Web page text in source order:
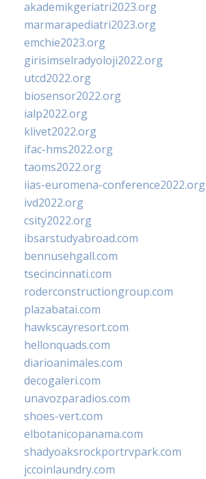
akademikgeriatri2023.org
marmarapediatri2023.org
emchie2023.org
girisimselradyoloji2022.org
utcd2022.org
biosensor2022.org
ialp2022.org
klivet2022.org
ifac-hms2022.org
taoms2022.org
iias-euromena-conference2022.org
ivd2022.org
csity2022.org
ibsarstudyabroad.com
bennusehgall.com
tsecincinnati.com
roderconstructiongroup.com
plazabatai.com
hawkscayresort.com
hellonquads.com
diarioanimales.com
decogaleri.com
unavozparadios.com
shoes-vert.com
elbotanicopanama.com
shadyoaksrockportrvpark.com
jccoinlaundry.com